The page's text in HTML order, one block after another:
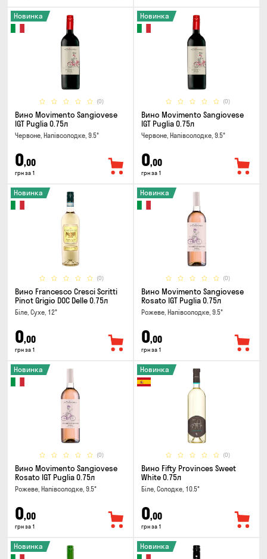
(0)
Новинка
Вино Movimento Sangiovese
IGT Puglia 0.75л
Червоне, Напівсолодке, 9.5°
0,00
грн за 1
(0)
Новинка
Вино Movimento Sangiovese
IGT Puglia 0.75л
Червоне, Напівсолодке, 9.5°
0,00
грн за 1
(0)
Новинка
Вино Francesco Cresci Scritti
Pinot Grigio DOC Delle 0.75л
Біле, Сухе, 12°
0,00
грн за 1
(0)
Новинка
Вино Movimento Sangiovese
Rosato IGT Puglia 0.75л
Рожеве, Напівсолодке, 9.5°
0,00
грн за 1
(0)
Новинка
Вино Movimento Sangiovese
Rosato IGT Puglia 0.75л
Рожеве, Напівсолодке, 9.5°
0,00
грн за 1
(0)
Новинка
Вино Fifty Provinces Sweet
White 0.75л
Біле, Солодке, 10.5°
0,00
грн за 1
Новинка Новинка